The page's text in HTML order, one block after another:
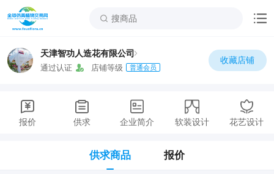
天津智功人造花有限公司
通过认证 店铺等级 普通会员
收藏店铺
报价 供求 企业简介 软装设计 花艺设计
供求商品 报价